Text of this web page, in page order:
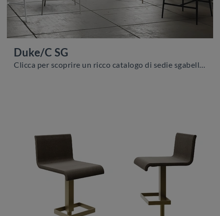
Duke/C SG
Clicca per scoprire un ricco catalogo di sedie sgabelli per stanze moderne: il modello Duke/C SG di Zamagna ti sta aspettando!